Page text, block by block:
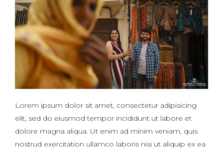
Lorem ipsum dolor sit amet, consectetur adipisicing
elit, sed do eiusmod tempor incididunt ut labore et
dolore magna aliqua. Ut enim ad minim veniam, quis
nostrud exercitation ullamco laboris nisi ut aliquip ex ea